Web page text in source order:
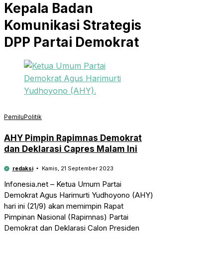
Kepala Badan
Komunikasi Strategis
DPP Partai Demokrat
PemiluPolitik
AHY Pimpin Rapimnas Demokrat
dan Deklarasi Capres Malam Ini
redaksi Kamis, 21 September 2023
Infonesia.net – Ketua Umum Partai
Demokrat Agus Harimurti Yudhoyono (AHY)
hari ini (21/9) akan memimpin Rapat
Pimpinan Nasional (Rapimnas) Partai
Demokrat dan Deklarasi Calon Presiden